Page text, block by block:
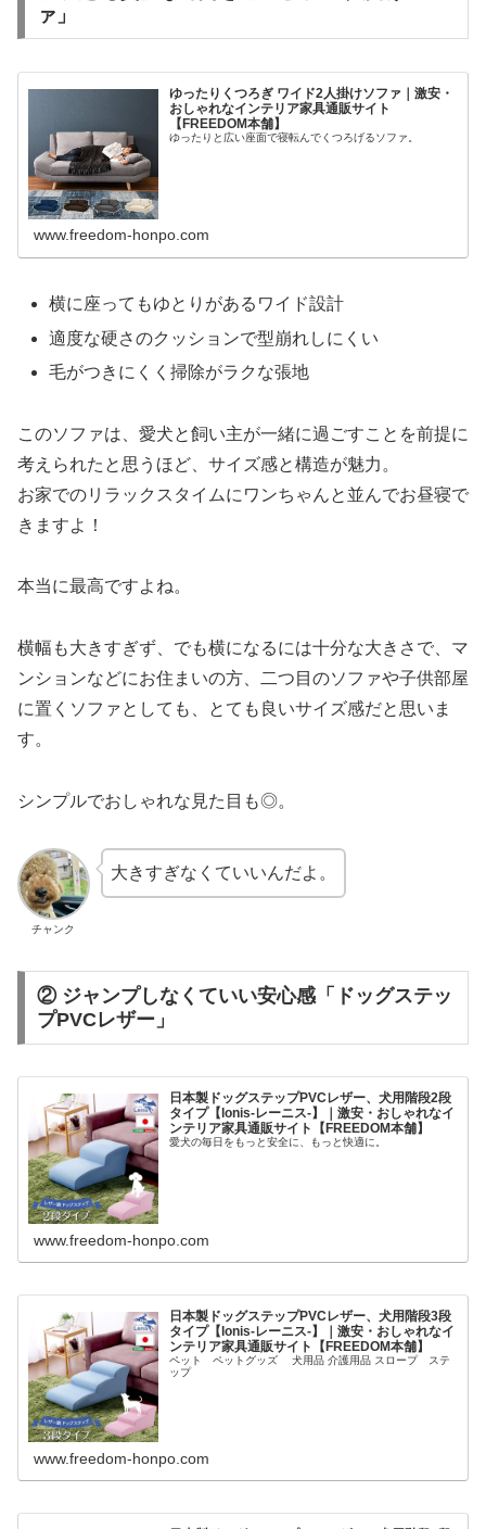
ァ」
ゆったりくつろぎ ワイド2人掛けソファ｜激安・
おしゃれなインテリア家具通販サイト
【FREEDOM本舗】
ゆったりと広い座面で寝転んでくつろげるソファ。
www.freedom-honpo.com
横に座ってもゆとりがあるワイド設計
適度な硬さのクッションで型崩れしにくい
毛がつきにくく掃除がラクな張地
このソファは、愛犬と飼い主が一緒に過ごすことを前提に
考えられたと思うほど、サイズ感と構造が魅力。
お家でのリラックスタイムにワンちゃんと並んでお昼寝で
きますよ！
本当に最高ですよね。
横幅も大きすぎず、でも横になるには十分な大きさで、マ
ンションなどにお住まいの方、二つ目のソファや子供部屋
に置くソファとしても、とても良いサイズ感だと思いま
す。
シンプルでおしゃれな見た目も◎。
チャンク
大きすぎなくていいんだよ。
② ジャンプしなくていい安心感「ドッグステッ
プPVCレザー」
日本製ドッグステップPVCレザー、犬用階段2段
タイプ【lonis-レーニス-】｜激安・おしゃれなイ
ンテリア家具通販サイト【FREEDOM本舗】
愛犬の毎日をもっと安全に、もっと快適に。
www.freedom-honpo.com
日本製ドッグステップPVCレザー、犬用階段3段
タイプ【lonis-レーニス-】｜激安・おしゃれなイ
ンテリア家具通販サイト【FREEDOM本舗】
ペット ペットグッズ 犬用品 介護用品 スロープ ステ
ップ
www.freedom-honpo.com